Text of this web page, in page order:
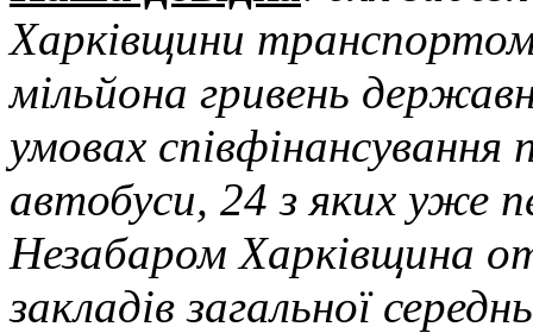
Харківщини
мільйона гривень
умовах
автобуси, 24 з яких уже
Незабаром Харківщина
закладів загальної